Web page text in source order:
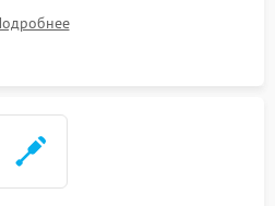
резиновой манжеты.